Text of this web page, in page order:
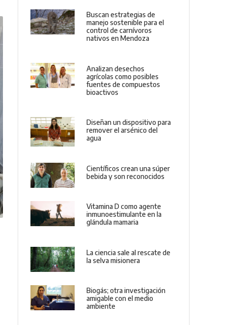
Buscan estrategias de
manejo sostenible para el
control de carnívoros
nativos en Mendoza
Analizan desechos
agrícolas como posibles
fuentes de compuestos
bioactivos
Diseñan un dispositivo para
remover el arsénico del
agua
Científicos crean una súper
bebida y son reconocidos
Vitamina D como agente
inmunoestimulante en la
glándula mamaria
La ciencia sale al rescate de
la selva misionera
Biogás; otra investigación
amigable con el medio
ambiente